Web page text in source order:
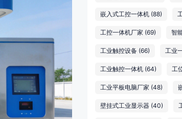
嵌入式工控一体机(88)
工控一体机厂家 (69) 智
工业触控设备(66) 工业
工业触控一体机(64) 工
工业平板电脑厂家 (48)
壁挂式工业显示器(40)